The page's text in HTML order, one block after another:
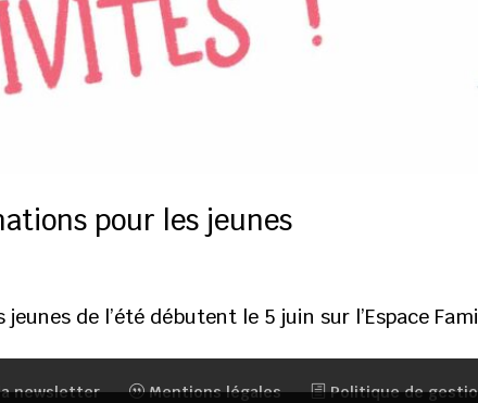
pour les jeunes
de l’été débutent le 5 juin sur l’Espace
newsletter Mentions légales Politique de